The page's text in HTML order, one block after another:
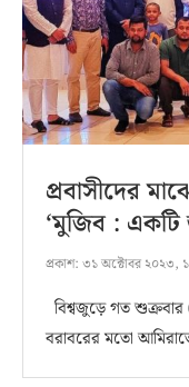
প্রবাসীদের
‘মুজিব : একটি
প্রকাশ: ৩১ অক্টোবর ২০২৩,
বিশ্বজুড়ে গত
বরাবরের মতো